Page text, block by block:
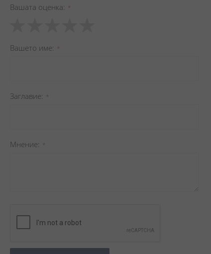
Вашата оценка
star
stars
stars
stars
stars
Вашето име
Заглавиe
Мнение